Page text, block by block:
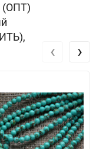
(ОПТ)
‹ ›